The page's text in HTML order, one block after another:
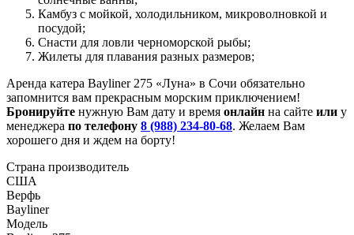
Камбуз с мойкой, холодильником, микроволновкой и
посудой;
Снасти для ловли черноморской рыбы;
Жилеты для плавания разных размеров;
Аренда катера Bayliner 275 «Луна» в Сочи обязательно
запомнится вам прекрасным морским приключением!
Бронируйте нужную Вам дату и время онлайн на сайте или у
менеджера по телефону 8 (988) 234-80-68. Желаем Вам
хорошего дня и ждем на борту!
Страна производитель
США
Верфь
Bayliner
Модель